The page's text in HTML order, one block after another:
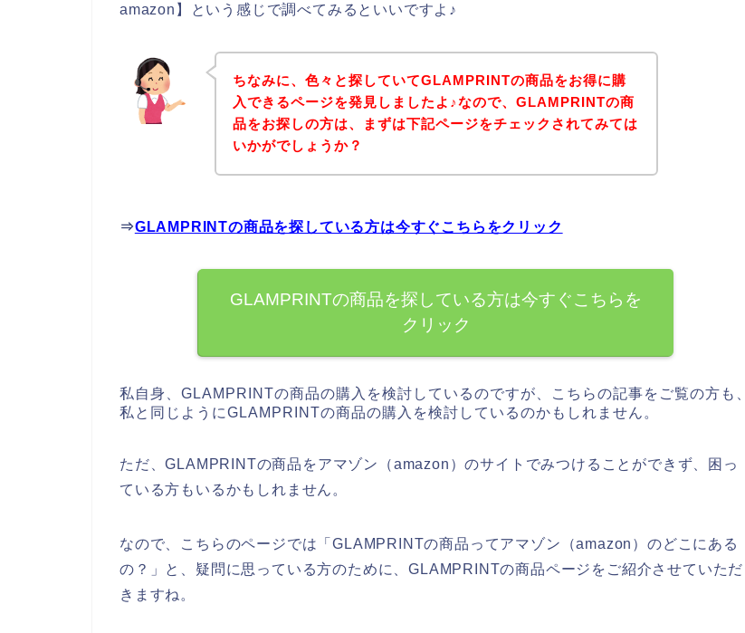
amazon】という感じで調べてみるといいですよ♪
ちなみに、色々と探していてGLAMPRINTの商品をお得に購
入できるページを発見しましたよ♪なので、GLAMPRINTの商
品をお探しの方は、まずは下記ページをチェックされてみては
いかがでしょうか？
⇒GLAMPRINTの商品を探している方は今すぐこちらをクリック
GLAMPRINTの商品を探している方は今すぐこちらを
クリック
私自身、GLAMPRINTの商品の購入を検討しているのですが、こちらの記事をご覧の方も、
私と同じようにGLAMPRINTの商品の購入を検討しているのかもしれません。
ただ、GLAMPRINTの商品をアマゾン（amazon）のサイトでみつけることができず、困っ
ている方もいるかもしれません。
なので、こちらのページでは「GLAMPRINTの商品ってアマゾン（amazon）のどこにある
の？」と、疑問に思っている方のために、GLAMPRINTの商品ページをご紹介させていただ
きますね。